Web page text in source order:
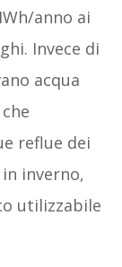
anno ai
Invece di
acqua
reflue dei
inverno,
utilizzabile